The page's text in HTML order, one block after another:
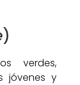
)
verdes,
jóvenes y